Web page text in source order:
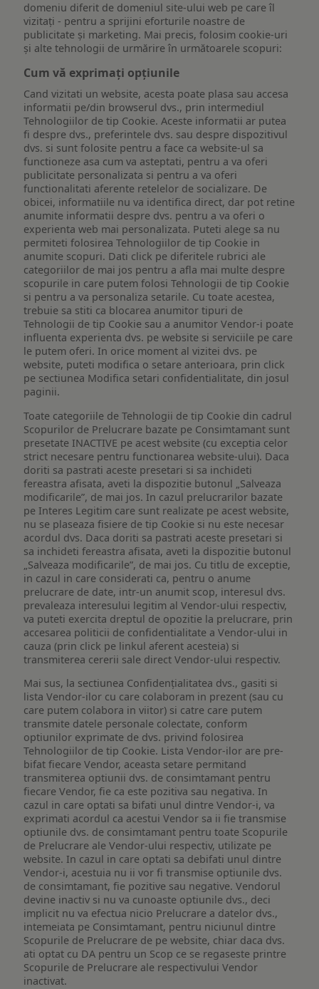
domeniu diferit de domeniul site-ului web pe care îl
vizitați - pentru a sprijini eforturile noastre de
publicitate și marketing. Mai precis, folosim cookie-uri
și alte tehnologii de urmărire în următoarele scopuri:
Cum vă exprimați opțiunile
Cand vizitati un website, acesta poate plasa sau accesa
informatii pe/din browserul dvs., prin intermediul
Tehnologiilor de tip Cookie. Aceste informatii ar putea
fi despre dvs., preferintele dvs. sau despre dispozitivul
dvs. si sunt folosite pentru a face ca website-ul sa
functioneze asa cum va asteptati, pentru a va oferi
publicitate personalizata si pentru a va oferi
functionalitati aferente retelelor de socializare. De
obicei, informatiile nu va identifica direct, dar pot retine
anumite informatii despre dvs. pentru a va oferi o
experienta web mai personalizata. Puteti alege sa nu
permiteti folosirea Tehnologiilor de tip Cookie in
anumite scopuri. Dati click pe diferitele rubrici ale
categoriilor de mai jos pentru a afla mai multe despre
scopurile in care putem folosi Tehnologii de tip Cookie
si pentru a va personaliza setarile. Cu toate acestea,
trebuie sa stiti ca blocarea anumitor tipuri de
Tehnologii de tip Cookie sau a anumitor Vendor-i poate
influenta experienta dvs. pe website si serviciile pe care
le putem oferi. In orice moment al vizitei dvs. pe
website, puteti modifica o setare anterioara, prin click
pe sectiunea Modifica setari confidentialitate, din josul
paginii.
Toate categoriile de Tehnologii de tip Cookie din cadrul
Scopurilor de Prelucrare bazate pe Consimtamant sunt
presetate INACTIVE pe acest website (cu exceptia celor
strict necesare pentru functionarea website-ului). Daca
doriti sa pastrati aceste presetari si sa inchideti
fereastra afisata, aveti la dispozitie butonul „Salveaza
modificarile”, de mai jos. In cazul prelucrarilor bazate
pe Interes Legitim care sunt realizate pe acest website,
nu se plaseaza fisiere de tip Cookie si nu este necesar
acordul dvs. Daca doriti sa pastrati aceste presetari si
sa inchideti fereastra afisata, aveti la dispozitie butonul
„Salveaza modificarile”, de mai jos. Cu titlu de exceptie,
in cazul in care considerati ca, pentru o anume
prelucrare de date, intr-un anumit scop, interesul dvs.
prevaleaza interesului legitim al Vendor-ului respectiv,
va puteti exercita dreptul de opozitie la prelucrare, prin
accesarea politicii de confidentialitate a Vendor-ului in
cauza (prin click pe linkul aferent acesteia) si
transmiterea cererii sale direct Vendor-ului respectiv.
Mai sus, la sectiunea Confidențialitatea dvs., gasiti si
lista Vendor-ilor cu care colaboram in prezent (sau cu
care putem colabora in viitor) si catre care putem
transmite datele personale colectate, conform
optiunilor exprimate de dvs. privind folosirea
Tehnologiilor de tip Cookie. Lista Vendor-ilor are pre-
bifat fiecare Vendor, aceasta setare permitand
transmiterea optiunii dvs. de consimtamant pentru
fiecare Vendor, fie ca este pozitiva sau negativa. In
cazul in care optati sa bifati unul dintre Vendor-i, va
exprimati acordul ca acestui Vendor sa ii fie transmise
optiunile dvs. de consimtamant pentru toate Scopurile
de Prelucrare ale Vendor-ului respectiv, utilizate pe
website. In cazul in care optati sa debifati unul dintre
Vendor-i, acestuia nu ii vor fi transmise optiunile dvs.
de consimtamant, fie pozitive sau negative. Vendorul
devine inactiv si nu va cunoaste optiunile dvs., deci
implicit nu va efectua nicio Prelucrare a datelor dvs.,
intemeiata pe Consimtamant, pentru niciunul dintre
Scopurile de Prelucrare de pe website, chiar daca dvs.
ati optat cu DA pentru un Scop ce se regaseste printre
Scopurile de Prelucrare ale respectivului Vendor
inactivat.